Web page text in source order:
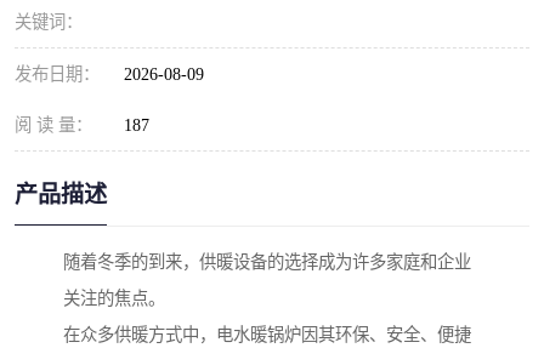
关键词：
发布日期： 2026-08-09
阅 读 量： 187
产品描述
随着冬季的到来，供暖设备的选择成为许多家庭和企业
关注的焦点。
在众多供暖方式中，电水暖锅炉因其环保、安全、便捷